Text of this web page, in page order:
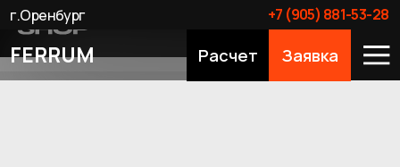
FERRUM Расчет Заявка
+7 (905) 881-53-28
г.Оренбург